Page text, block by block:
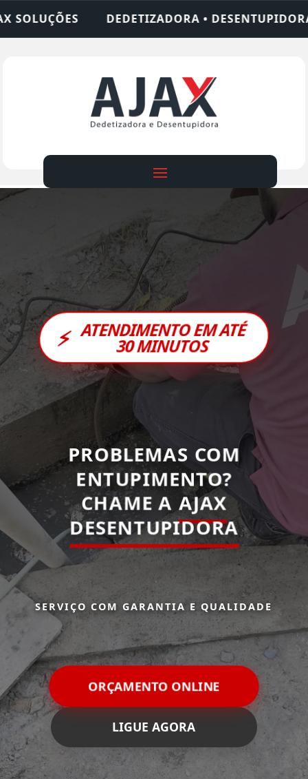
• DESENTUPIDORA • LIMPEZA DE FOSSA
⚡ ATENDIMENTO EM ATÉ
30 MINUTOS
PROBLEMAS COM
ENTUPIMENTO?
CHAME A AJAX
DESENTUPIDORA
SERVIÇO COM GARANTIA E QUALIDADE
ORÇAMENTO ONLINE
LIGUE AGORA